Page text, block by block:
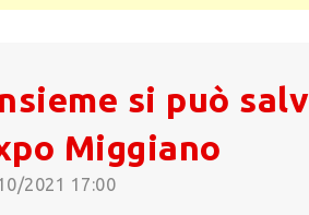
si può
Miggiano
2021 17:00